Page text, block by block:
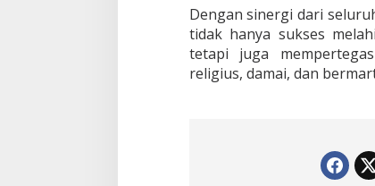
Dengan sinergi dari
tidak hanya sukses
tetapi juga
religius, damai, dan